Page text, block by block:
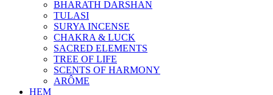
BHARATH DARSHAN
TULASI
SURYA INCENSE
CHAKRA & LUCK
SACRED ELEMENTS
TREE OF LIFE
SCENTS OF HARMONY
ARÔME
HEM